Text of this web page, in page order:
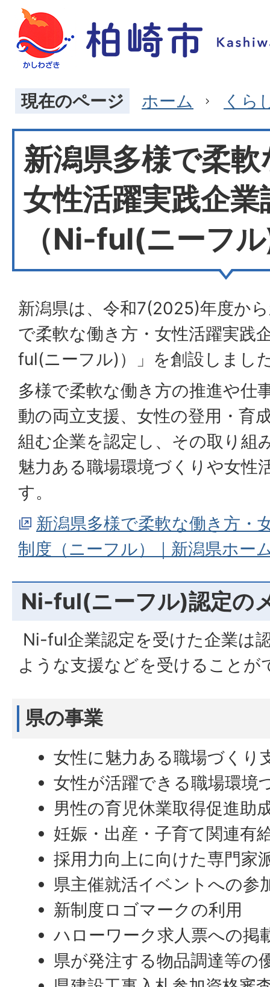
現在のページ ホーム くら
新潟県多様で柔
女性活躍実践企業
（Ni-ful(ニーフ
新潟県は、令和7(2025)年度か
で柔軟な働き方・女性活躍実践
ful(ニーフル)）」を創設しまし
多様で柔軟な働き方の推進や仕
動の両立支援、女性の登用・育
組む企業を認定し、その取り組
魅力ある職場環境づくりや女性
す。
新潟県多様で柔軟な働き方・
制度（ニーフル）｜新潟県ホー
Ni-ful(ニーフル)認定の
Ni-ful企業認定を受けた企業は
ような支援などを受けることが
県の事業
女性に魅力ある職場づくり
女性が活躍できる職場環境
男性の育児休業取得促進助
妊娠・出産・子育て関連有
採用力向上に向けた専門家
県主催就活イベントへの参
新制度ロゴマークの利用
ハローワーク求人票への掲
県が発注する物品調達等の